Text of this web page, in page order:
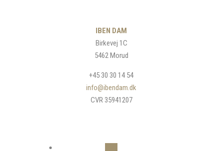
IBEN DAM
Birkevej 1C
5462 Morud
+45 30 30 14 54
info@ibendam.dk
CVR 35941207